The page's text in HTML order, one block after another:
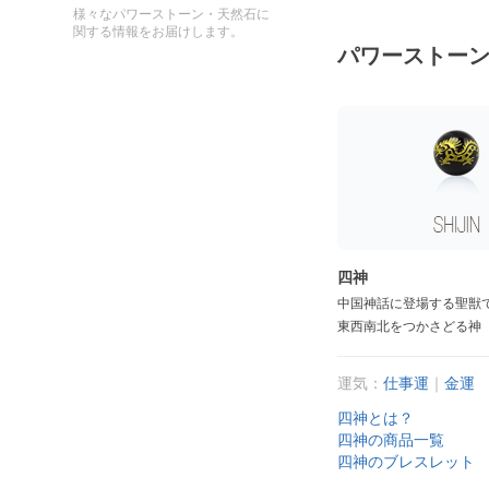
様々なパワーストーン・天然石に
関する情報をお届けします。
パワーストー
四神
中国神話に登場する聖獣
東西南北をつかさどる神
運気：仕事運 ｜金運
四神とは？
四神の商品一覧
四神のブレスレット